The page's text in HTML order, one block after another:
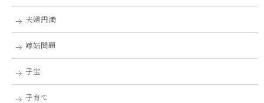
夫婦円満
嫁姑問題
子宝
子育て